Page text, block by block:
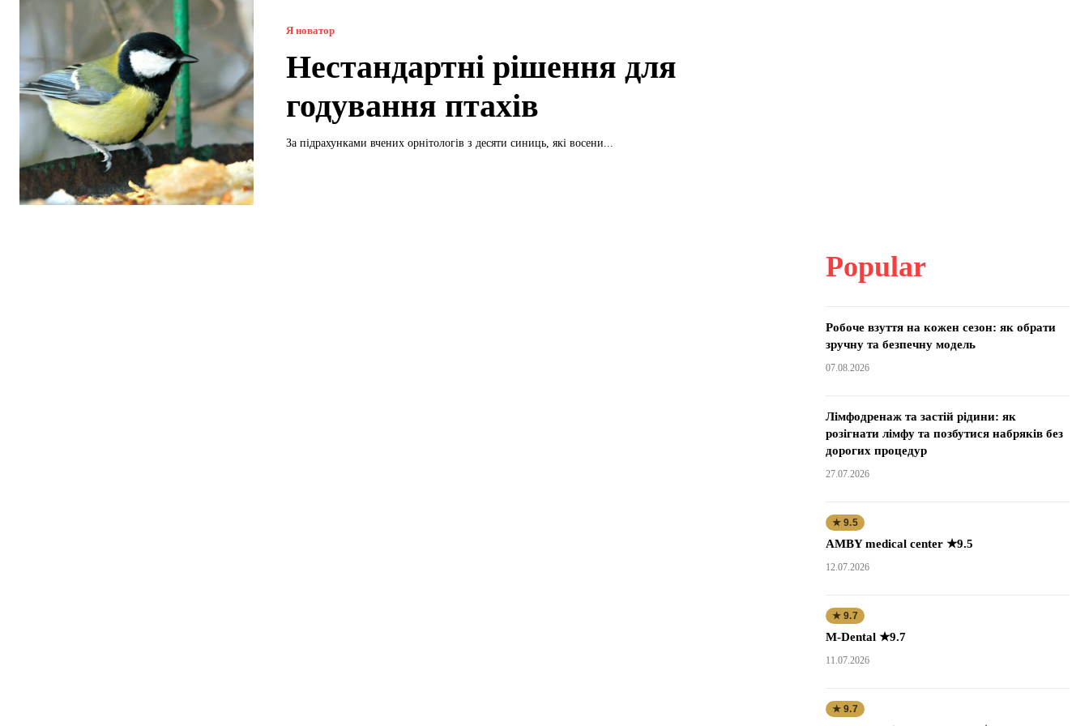
Я новатор
Нестандартні рішення для
годування птахів
За підрахунками вчених орнітологів з десяти синиць, які восени...
Popular
Робоче взуття на кожен сезон: як обрати
зручну та безпечну модель
07.08.2026
Лімфодренаж та застій рідини: як
розігнати лімфу та позбутися набряків без
дорогих процедур
27.07.2026
★ 9.5
AMBY medical center ★9.5
12.07.2026
★ 9.7
M-Dental ★9.7
11.07.2026
★ 9.7